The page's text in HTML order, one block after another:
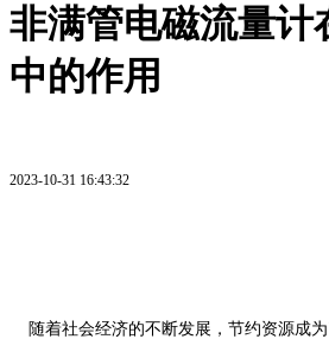
非满管电磁流量计
中的作用
2023-10-31 16:43:32
随着社会经济的不断发展，节约资源成